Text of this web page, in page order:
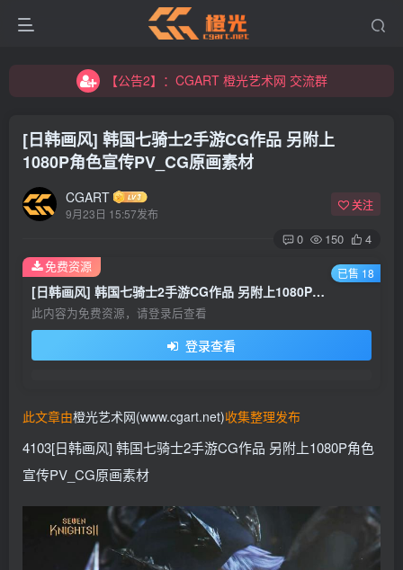
【公告2】：CGART 橙光艺术网 交流群
【公告2】：CGART 橙光艺术网 交流群
[日韩画风] 韩国七骑士2手游CG作品 另附上
1080P角色宣传PV_CG原画素材
CGART
9月23日 15:57发布
关注
0 150 4
[日韩画风] 韩国七骑士2手游CG作品 另附上1080P角色宣传PV_CG原画素材
此内容为免费资源，请登录后查看
登录查看
免费资源 已售 18
此文章由橙光艺术网(www.cgart.net)收集整理发布
4103[日韩画风] 韩国七骑士2手游CG作品 另附上1080P角色
宣传PV_CG原画素材
登录
没有账号？立即注册
用户名/手机号/邮箱
记住登录 找回密码
社交账号登录
QQ登录